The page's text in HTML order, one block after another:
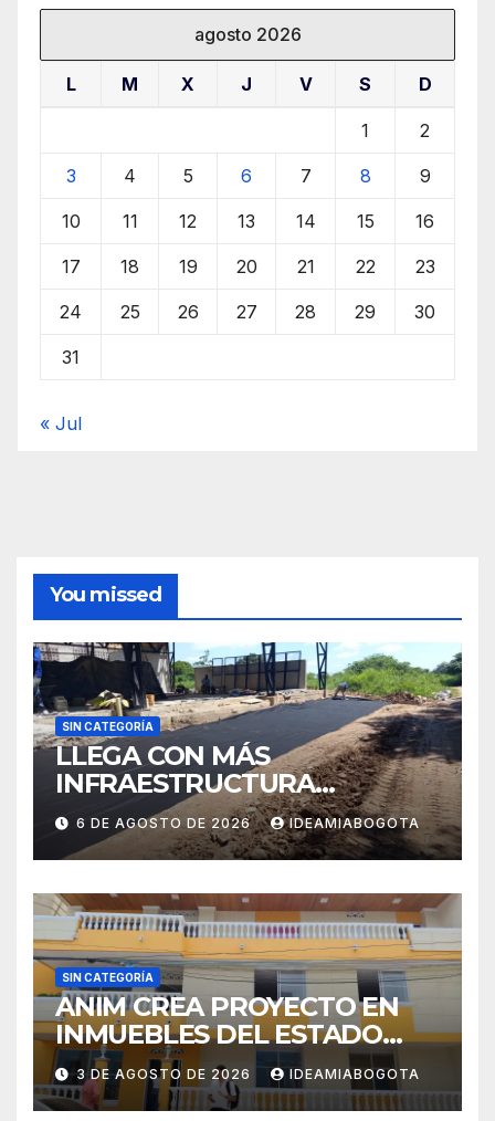
agosto 2026
L M X J V S D
1 2
3 4 5 6 7 8 9
10 11 12 13 14 15 16
17 18 19 20 21 22 23
24 25 26 27 28 29 30
31
« Jul
You missed
SIN CATEGORÍA
LLEGA CON MÁS
INFRAESTRUCTURA
EDUCATIVA A MAJAGUAL
SUCRE
6 DE AGOSTO DE 2026 IDEAMIABOGOTA
SIN CATEGORÍA
ANIM CREA PROYECTO EN
INMUEBLES DEL ESTADO
PARA VIVIENDA A MADRES
CABEZA DE FAMILIA
3 DE AGOSTO DE 2026 IDEAMIABOGOTA